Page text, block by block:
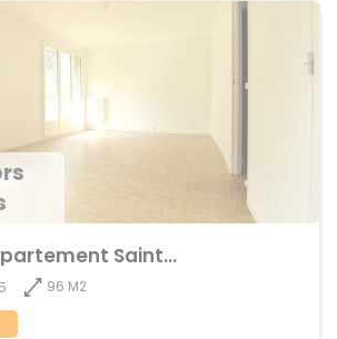
afin de
à bien. Consultez nos offres
Location Appartement Sainte-Thérèse
5
96 M2